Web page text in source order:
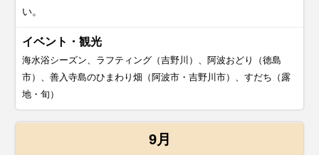
い。
イベント・観光
海水浴シーズン、ラフティング（吉野川）、阿波おどり（徳島
市）、善入寺島のひまわり畑（阿波市・吉野川市）、すだち（露
地・旬）
9月